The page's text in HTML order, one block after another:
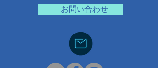
お問い合わせ